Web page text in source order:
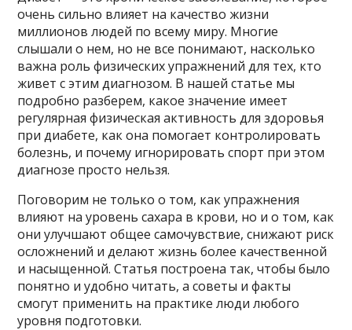
очень сильно влияет на качество жизни
миллионов людей по всему миру. Многие
слышали о нем, но не все понимают, насколько
важна роль физических упражнений для тех, кто
живет с этим диагнозом. В нашей статье мы
подробно разберем, какое значение имеет
регулярная физическая активность для здоровья
при диабете, как она помогает контролировать
болезнь, и почему игнорировать спорт при этом
диагнозе просто нельзя.
Поговорим не только о том, как упражнения
влияют на уровень сахара в крови, но и о том, как
они улучшают общее самочувствие, снижают риск
осложнений и делают жизнь более качественной
и насыщенной. Статья построена так, чтобы было
понятно и удобно читать, а советы и факты
смогут применить на практике люди любого
уровня подготовки.